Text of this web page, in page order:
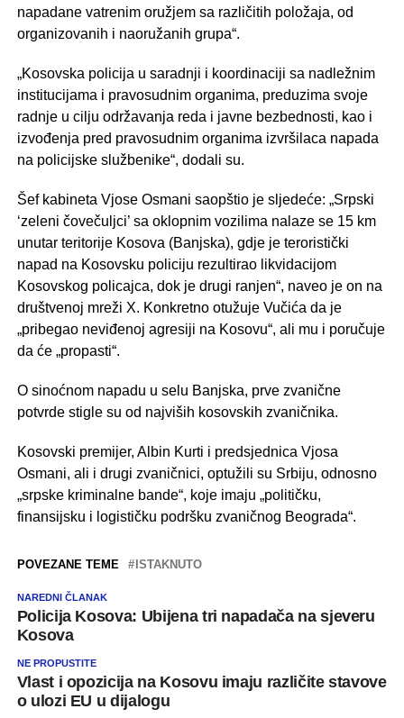
napadane vatrenim oružjem sa različitih položaja, od
organizovanih i naoružanih grupa“.
„Kosovska policija u saradnji i koordinaciji sa nadležnim
institucijama i pravosudnim organima, preduzima svoje
radnje u cilju održavanja reda i javne bezbednosti, kao i
izvođenja pred pravosudnim organima izvršilaca napada
na policijske službenike“, dodali su.
Šef kabineta Vjose Osmani saopštio je sljedeće: „Srpski
‘zeleni čovečuljci’ sa oklopnim vozilima nalaze se 15 km
unutar teritorije Kosova (Banjska), gdje je teroristički
napad na Kosovsku policiju rezultirao likvidacijom
Kosovskog policajca, dok je drugi ranjen“, naveo je on na
društvenoj mreži X. Konkretno otužuje Vučića da je
„pribegao neviđenoj agresiji na Kosovu“, ali mu i poručuje
da će „propasti“.
O sinoćnom napadu u selu Banjska, prve zvanične
potvrde stigle su od najviših kosovskih zvaničnika.
Kosovski premijer, Albin Kurti i predsjednica Vjosa
Osmani, ali i drugi zvaničnici, optužili su Srbiju, odnosno
„srpske kriminalne bande“, koje imaju „političku,
finansijsku i logističku podršku zvaničnog Beograda“.
POVEZANE TEME ISTAKNUTO
NAREDNI ČLANAK
Policija Kosova: Ubijena tri napadača na sjeveru
Kosova
NE PROPUSTITE
Vlast i opozicija na Kosovu imaju različite stavove
o ulozi EU u dijalogu